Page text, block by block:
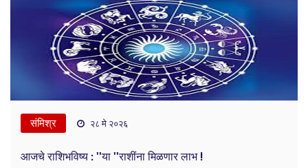
संमिश्र २८ मे २०२६
आजचे राशिभविष्य : ''या ''राशींना मिळणार लाभ !